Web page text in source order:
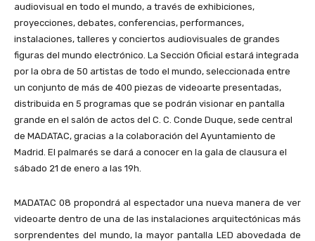
audiovisual en todo el mundo, a través de exhibiciones,
proyecciones, debates, conferencias, performances,
instalaciones, talleres y conciertos audiovisuales de grandes
figuras del mundo electrónico. La Sección Oficial estará integrada
por la obra de 50 artistas de todo el mundo, seleccionada entre
un conjunto de más de 400 piezas de videoarte presentadas,
distribuida en 5 programas que se podrán visionar en pantalla
grande en el salón de actos del C. C. Conde Duque, sede central
de MADATAC, gracias a la colaboración del Ayuntamiento de
Madrid. El palmarés se dará a conocer en la gala de clausura el
sábado 21 de enero a las 19h.
MADATAC 08 propondrá al espectador una nueva manera de ver
videoarte dentro de una de las instalaciones arquitectónicas más
sorprendentes del mundo, la mayor pantalla LED abovedada de